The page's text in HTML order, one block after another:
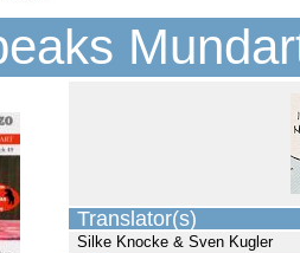
Translator(s)
Silke Knocke & Sven Kugler